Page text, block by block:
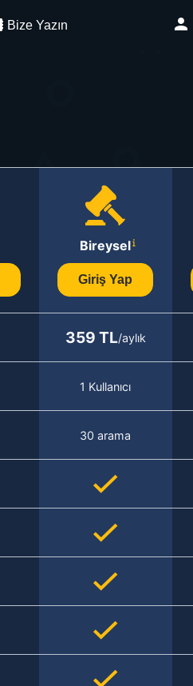
Bize Yazın
Bireysel
Giriş Yap
359 TL/aylık
1 Kullanıcı
30 arama